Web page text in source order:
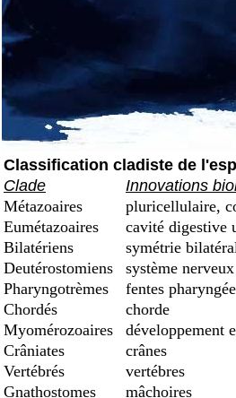
Classification cladiste de
Clade
Innovations
Métazoaires
pluricellulaire,
Eumétazoaires
cavité digestive
Bilatériens
symétrie
Deutérostomiens
système
Pharyngotrèmes
fentes
Chordés
chorde
Myomérozoaires
développement
Crâniates
crânes
Vertébrés
vertébres
Gnathostomes
mâchoires